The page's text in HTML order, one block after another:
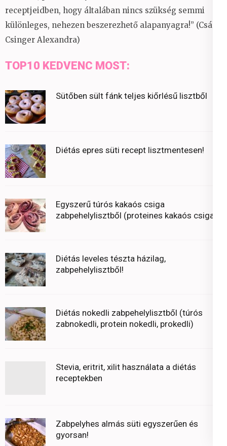
receptjeidben, hogy általában nincs szükség semmi
különleges, nehezen beszerezhető alapanyagra!” (Csáky
Csinger Alexandra)
TOP10 KEDVENC MOST:
Sütőben sült fánk teljes kiőrlésű lisztből
Diétás epres süti recept lisztmentesen!
Egyszerű túrós kakaós csiga
zabpehelylisztből (proteines kakaós csiga)
Diétás leveles tészta házilag,
zabpehelylisztből!
Diétás nokedli zabpehelylisztből (túrós
zabnokedli, protein nokedli, prokedli)
Stevia, eritrit, xilit használata a diétás
receptekben
Zabpelyhes almás süti egyszerűen és
gyorsan!